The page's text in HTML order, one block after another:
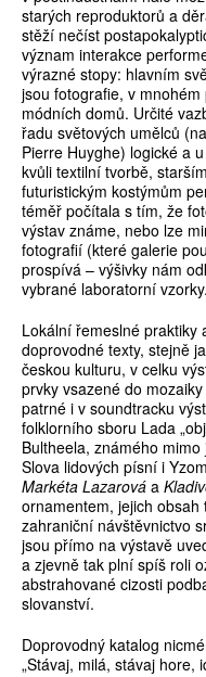
starých reproduktorů a
stěží nečíst
význam interakce
výrazné stopy: hlavním
jsou fotografie, v
módních domů. Určité
řadu světových umělců
Pierre Huyghe) logické a
kvůli textilní tvorbě,
futuristickým kostýmům
téměř počítala s tím, že
výstav známe, nebo lze
fotografií (které galerie
prospívá – výšivky nám
vybrané laboratorní vzorky.
Lokální řemeslné praktiky
doprovodné texty, stejně
českou kulturu, v celku
prvky vsazené do
patrné i v soundtracku
folklorního sboru Lada
Bultheela, známého
Slova lidových písní i
Markéta Lazarová a
ornamentem, jejich
zahraniční návštěvnictvo
jsou přímo na výstavě
a zjevně tak plní spíš roli
abstrahované cizosti
slovanství.
Doprovodný katalog
„Stávaj, milá, stávaj hore,